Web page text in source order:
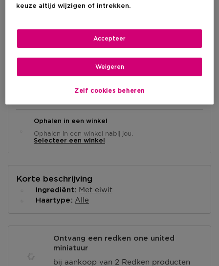
IN WINKELMANDJE
Ophalen in een winkel
Ophalen in een winkel nabij jou.
Selecteer een winkel
Korte beschrijving
Ingrediënt Met eiwit
Haartype Alle
Ontvang een redken one united
miniatuur
bij aankoop van 2 Redken producten
keuze altijd wijzigen of intrekken.
Zelf cookies beheren
Weigeren
Accepteer